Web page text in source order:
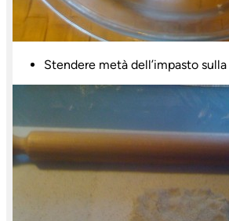
Stendere metà dell’impasto